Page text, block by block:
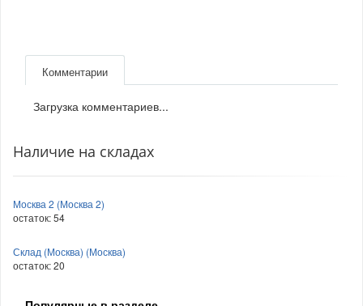
Комментарии
Загрузка комментариев...
Наличие на складах
Москва 2 (Москва 2)
остаток:54
Склад (Москва) (Москва)
остаток:20